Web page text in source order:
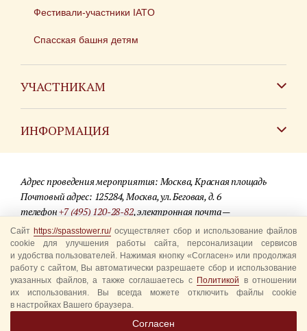
Фестивали-участники IATO
Спасская башня детям
УЧАСТНИКАМ
ИНФОРМАЦИЯ
Для СМИ
Где купить билеты
Акции
Вопрос-ответ
Правила посещения
Уполномоченные представители
Адрес проведения мероприятия: Москва, Красная площадь
Почтовый адрес: 125284, Москва, ул. Беговая, д. 6
телефон+7 (495) 120-28-82, электронная почта —
info@spasstower.ru
© 2009-2025 Официальный сайт фестиваля «Спасская башня»
Разработка сайта —студия «Сибирикс»
Сайт https://spasstower.ru/осуществляет сбор и использование файлов
cookie для улучшения работы сайта, персонализации сервисов
и удобства пользователей. Нажимая кнопку «Согласен» или продолжая
работу с сайтом, Вы автоматически разрешаете сбор и использование
указанных файлов, а также соглашаетесь с Политикой в отношении
их использования. Вы всегда можете отключить файлы cookie
в настройках Вашего браузера.
Согласен